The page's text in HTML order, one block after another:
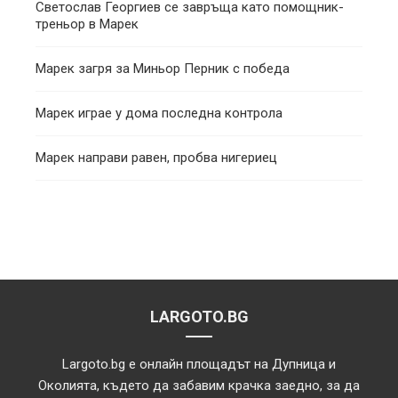
Светослав Георгиев се завръща като помощник-
треньор в Марек
Марек загря за Миньор Перник с победа
Марек играе у дома последна контрола
Марек направи равен, пробва нигериец
LARGOTO.BG
Largoto.bg е онлайн площадът на Дупница и
Околията, където да забавим крачка заедно, за да